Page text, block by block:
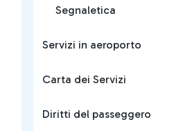
Segnaletica
Servizi in aeroporto
Carta dei Servizi
Diritti del passeggero